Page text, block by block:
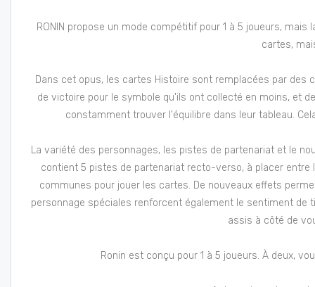
RONIN propose un mode compétitif pour 1 à 5 joueurs,
cartes,
Dans cet opus, les cartes Histoire sont remplacées par des
de victoire pour le symbole qu'ils ont collecté en moins, et
constamment trouver l'équilibre dans leur tableau.
La variété des personnages, les pistes de partenariat et le
contient 5 pistes de partenariat recto-verso, à placer
communes pour jouer les cartes. De nouveaux effets
personnage spéciales renforcent également le sentiment
assis à côté de
Ronin est conçu pour 1 à 5 joueurs. À deux,